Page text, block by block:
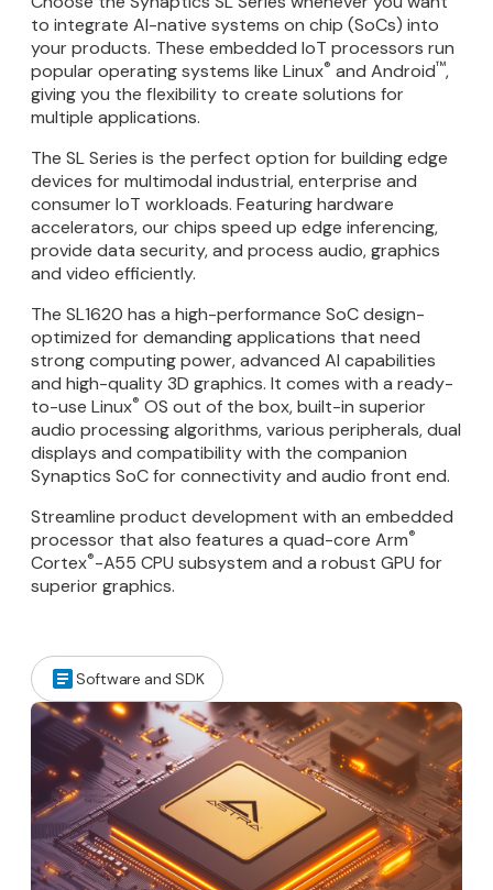
to integrate AI-native systems on chip (SoCs) into
your products. These embedded IoT processors run
popular operating systems like Linux® and Android™,
giving you the flexibility to create solutions for
multiple applications.
The SL Series is the perfect option for building edge
devices for multimodal industrial, enterprise and
consumer IoT workloads. Featuring hardware
accelerators, our chips speed up edge inferencing,
provide data security, and process audio, graphics
and video efficiently.
The SL1620 has a high-performance SoC design-
optimized for demanding applications that need
strong computing power, advanced AI capabilities
and high-quality 3D graphics. It comes with a ready-
to-use Linux® OS out of the box, built-in superior
audio processing algorithms, various peripherals, dual
displays and compatibility with the companion
Synaptics SoC for connectivity and audio front end.
Streamline product development with an embedded
processor that also features a quad-core Arm®
Cortex®-A55 CPU subsystem and a robust GPU for
superior graphics.
Software and SDK